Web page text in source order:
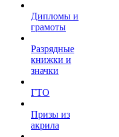
Дипломы и
грамоты
Разрядные
книжки и
значки
ГТО
Призы из
акрила